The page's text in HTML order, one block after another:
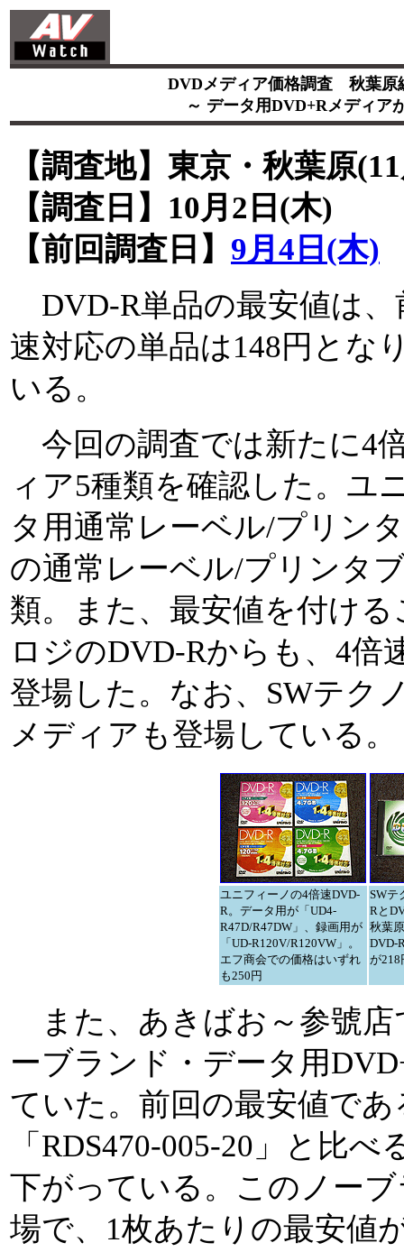
DVDメディア価格調査 秋葉原
～ データ用DVD+Rメディア
【調査地】東京・秋葉原
【調査日】10月2日(木)
【前回調査日】 9月4日(木)
DVD-R単品の最安値は、
速対応の単品は148円とな
いる。
今回の調査では新たに4
ィア5種類を確認した。ユ
タ用通常レーベル/プリン
の通常レーベル/プリンタ
類。また、最安値を付け
ロジのDVD-Rからも、4倍
登場した。なお、SWテク
メディアも登場している。
ユニフィーノの4倍速DVD-
R。データ用が「UD4-
R47D/R47DW」、録画用が
「UD-R120V/R120VW」。
エフ商会での価格はいずれ
も250円
SWテ
Rと
秋葉
DVD-
が218
また、あきばお～参號店
ーブランド・データ用
ていた。前回の最安値で
「RDS470-005-20」と比
下がっている。このノー
場で、1枚あたりの最安値